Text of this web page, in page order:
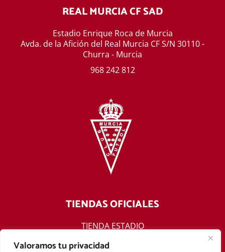
Valoramos tu privacidad
REAL MURCIA CF SAD
Estadio Enrique Roca de Murcia
Avda. de la Afición del Real Murcia CF S/N 30110 -
Churra - Murcia
968 242 812
TIENDAS OFICIALES
TIENDA ESTADIO
TIENDA ONLINE